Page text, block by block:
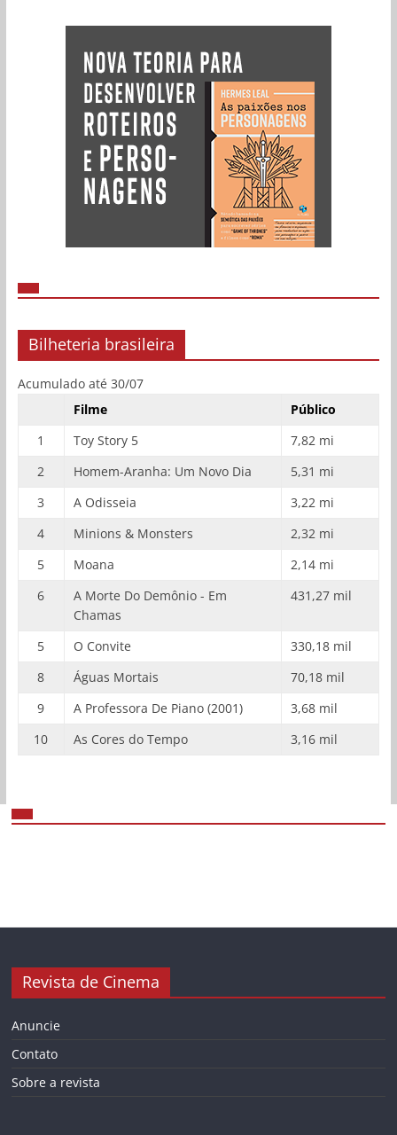
Bilheteria brasileira
Acumulado até 30/07
Filme
Público
1
Toy Story 5
7,82 mi
2
Homem-Aranha: Um Novo Dia
5,31 mi
3
A Odisseia
3,22 mi
4
Minions & Monsters
2,32 mi
5
Moana
2,14 mi
6
A Morte Do Demônio - Em
Chamas
431,27 mil
5 O Convite
330,18 mil
8
Águas Mortais
70,18 mil
9
A Professora De Piano (2001)
3,68 mil
10
As Cores do Tempo 3,16 mil
Revista de Cinema
Anuncie
Contato
Sobre a revista